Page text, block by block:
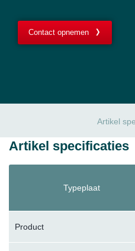
Contact opnemen
Artikel
Artikel specificaties
Typeplaat
Product